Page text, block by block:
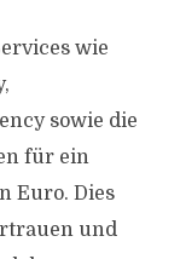
wie
sowie die
für ein
Euro. Dies
und